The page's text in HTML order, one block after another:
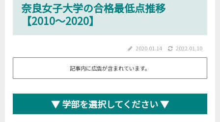
奈良女子大学の合格最低点推移
【2010～2020】
2020.01.14 2022.01.10
記事内に広告が含まれています。
▼ 学部を選択してください ▼